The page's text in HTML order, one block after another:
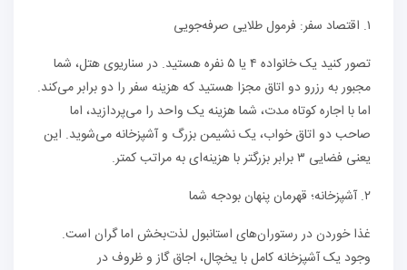
۱. اقتصاد سفر: فرمول طلایی صرفه‌جویی
تصور کنید یک خانواده ۴ یا ۵ نفره هستید. در سناریوی هتل، شما
مجبور به رزرو دو اتاق مجزا هستید که هزینه سفر را دو برابر می‌کند.
اما با اجاره کوتاه مدت، شما هزینه یک واحد را می‌پردازید، اما
صاحب دو اتاق خواب، یک نشیمن بزرگ و آشپزخانه می‌شوید. این
یعنی فضایی ۳ برابر بزرگتر با هزینه‌ای به مراتب کمتر.
۲. آشپزخانه؛ قهرمان پنهان بودجه شما
غذا خوردن در رستوران‌های استانبول لذت‌بخش اما گران است.
وجود یک آشپزخانه کامل با یخچال، اجاق گاز و ظروف در